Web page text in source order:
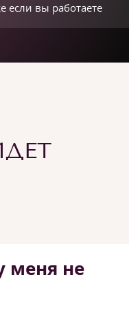
если вы работаете
меня не